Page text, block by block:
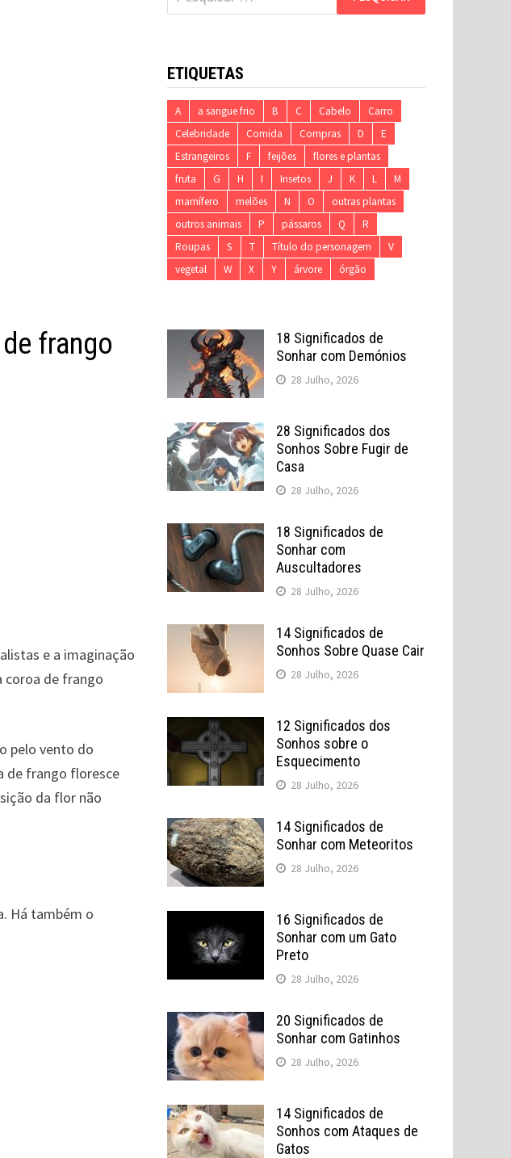
frango
e a imaginação
coroa de frango
pelo vento do
de frango floresce
da flor não
Há também o
por:
ETIQUETAS
A a sangue frio B C Cabelo
Carro
Celebridade
Comida Compras D
E
Estrangeiros
F feijões
flores e plantas
fruta
G H I Insetos J K L
M
mamífero
melões N O
outras plantas
outros animais
P pássaros Q
R
Roupas
S T Título do personagem
V
vegetal
W X Y árvore órgão
18 Significados de
Sonhar com Demónios
28 Julho, 2026
28 Significados dos
Sonhos Sobre Fugir de
Casa
28 Julho, 2026
18 Significados de
Sonhar com
Auscultadores
28 Julho, 2026
14 Significados de
Sonhos Sobre Quase Cair
28 Julho, 2026
12 Significados dos
Sonhos sobre o
Esquecimento
28 Julho, 2026
14 Significados de
Sonhar com Meteoritos
28 Julho, 2026
16 Significados de
Sonhar com um Gato
Preto
28 Julho, 2026
20 Significados de
Sonhar com Gatinhos
28 Julho, 2026
14 Significados de
Sonhos com Ataques de
Gatos